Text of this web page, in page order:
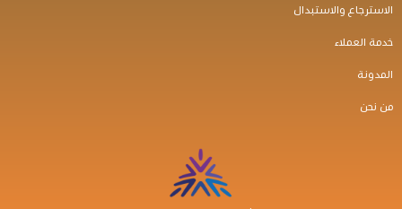
الاسترجاع والاستبدال
خدمة العملاء
المدونة
من نحن